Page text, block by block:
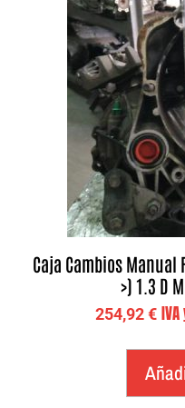
Caja Cambios Manual
>) 1.3 D
254,92€